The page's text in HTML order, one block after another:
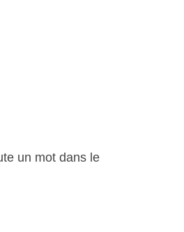
un mot dans le